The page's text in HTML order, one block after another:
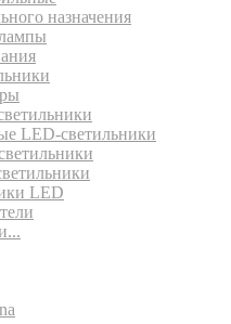
назначения
LED-светильники
LED